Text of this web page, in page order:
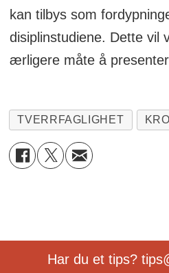
kan tilbys som
disiplinstudiene. Dette vil
ærligere måte å
TVERRFAGLIGHET
Har du et tips?